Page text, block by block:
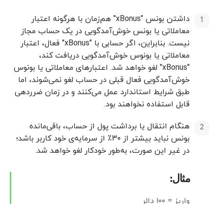
داشتن بونس "xBonus" هم‌زمان با هرگونه اعتبار
معاملاتی یا بونس خوش‌آمدگویی در یک حساب مجاز
نیست. بنابراین، اگر حسابی با "xBonus" فعال، اعتبار
معاملاتی یا بونوس خوش‌آمدگویی دریافت کند،
"xBonus" لغو خواهد شد. اعتبارهای معاملاتی یا بونوس
خوش‌آمدگویی فعال قبلی در حساب لغو نمی‌شوند، اما
طبق شرایط استاندارد عمل می‌کنند و در زمان ضرردهی
قابل استفاده نخواهند بود.
هنگام انتقال یا برداشت پول از حساب، باقی‌مانده
بونس نباید بیشتر از ۳۰٪ از سرمایه‌ی خود کاربر باشد؛
در غیر این صورت، به‌طور خودکار لغو خواهد شد.
مثال:
واریز = ۱۰۰ دالر